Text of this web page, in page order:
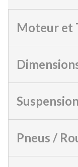
Moteur et
Suspension
Pneus /